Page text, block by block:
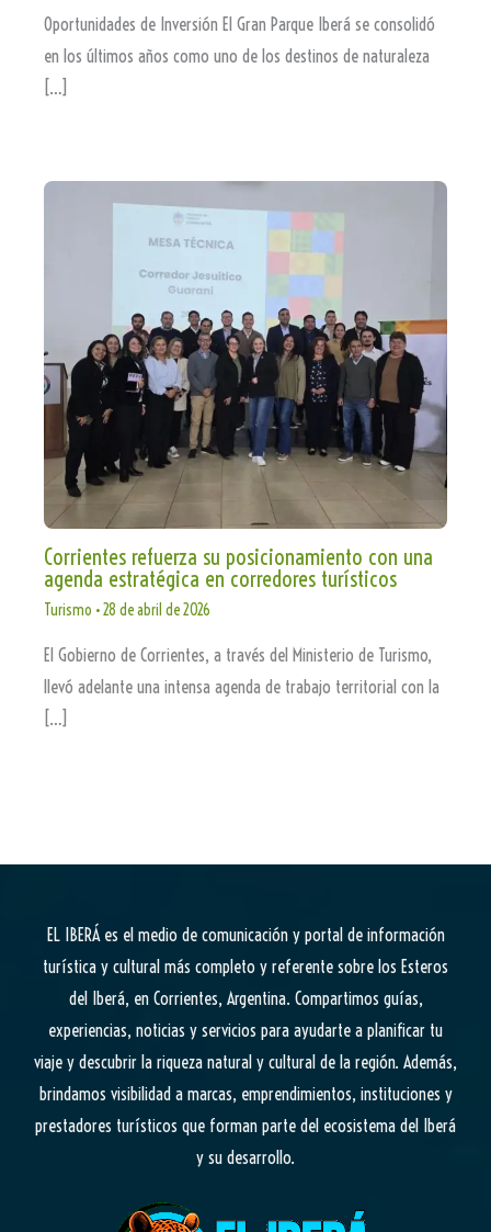
Oportunidades de Inversión El Gran Parque Iberá se consolidó
en los últimos años como uno de los destinos de naturaleza
[…]
Corrientes refuerza su posicionamiento con una
agenda estratégica en corredores turísticos
Turismo •28 de abril de 2026
El Gobierno de Corrientes, a través del Ministerio de Turismo,
llevó adelante una intensa agenda de trabajo territorial con la
[…]
EL IBERÁes el medio de comunicación y portal de información
turística y cultural más completo y referente sobre los Esteros
del Iberá, en Corrientes, Argentina. Compartimos guías,
experiencias, noticias y servicios para ayudarte a planificar tu
viaje y descubrir la riqueza natural y cultural de la región. Además,
brindamos visibilidad a marcas, emprendimientos, instituciones y
prestadores turísticos que forman parte del ecosistema del Iberá
y su desarrollo.